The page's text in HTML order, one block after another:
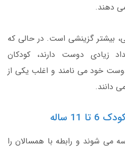
دهند.
بیشتر گزینشی است. در حالی که
زیادی دوست دارند، کودکان
خود می نامند و اغلب یکی از
دانند.
ساله
می شوند و رابطه با همسالان را